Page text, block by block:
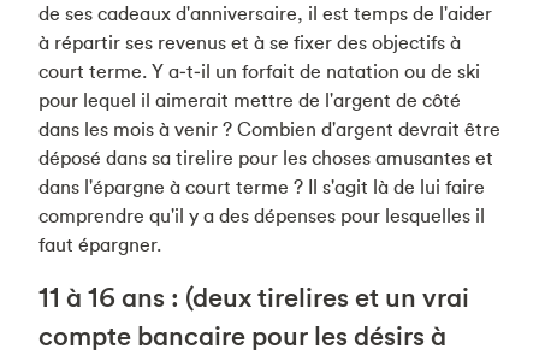
de ses cadeaux d'anniversaire, il est temps de l'aider
à répartir ses revenus et à se fixer des objectifs à
court terme. Y a‑t‑il un forfait de natation ou de ski
pour lequel il aimerait mettre de l'argent de côté
dans les mois à venir ? Combien d'argent devrait être
déposé dans sa tirelire pour les choses amusantes et
dans l'épargne à court terme ? Il s'agit là de lui faire
comprendre qu'il y a des dépenses pour lesquelles il
faut épargner.
11 à 16 ans : (deux tirelires et un vrai
compte bancaire pour les désirs à